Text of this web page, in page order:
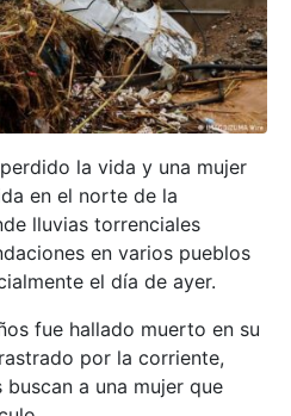
la vida y una mujer
en el norte de la
lluvias torrenciales
en varios pueblos
el día de ayer.
fue hallado muerto en su
por la corriente,
a una mujer que